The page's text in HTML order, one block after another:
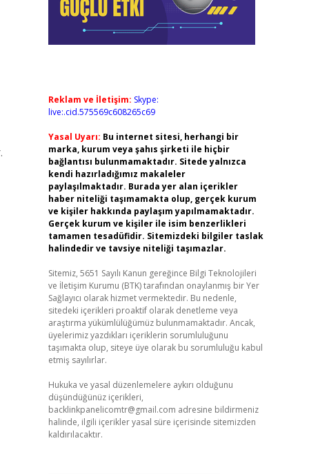
Reklam ve İletişim: Skype:
live:.cid.575569c608265c69
Yasal Uyarı: Bu internet sitesi, herhangi bir
marka, kurum veya şahıs şirketi ile hiçbir
bağlantısı bulunmamaktadır. Sitede yalnızca
kendi hazırladığımız makaleler
paylaşılmaktadır. Burada yer alan içerikler
haber niteliği taşımamakta olup, gerçek kurum
ve kişiler hakkında paylaşım yapılmamaktadır.
Gerçek kurum ve kişiler ile isim benzerlikleri
tamamen tesadüfidir. Sitemizdeki bilgiler taslak
halindedir ve tavsiye niteliği taşımazlar.
Sitemiz, 5651 Sayılı Kanun gereğince Bilgi Teknolojileri
ve İletişim Kurumu (BTK) tarafından onaylanmış bir Yer
Sağlayıcı olarak hizmet vermektedir. Bu nedenle,
sitedeki içerikleri proaktif olarak denetleme veya
araştırma yükümlülüğümüz bulunmamaktadır. Ancak,
üyelerimiz yazdıkları içeriklerin sorumluluğunu
taşımakta olup, siteye üye olarak bu sorumluluğu kabul
etmiş sayılırlar.
Hukuka ve yasal düzenlemelere aykırı olduğunu
düşündüğünüz içerikleri,
backlinkpanelicomtr@gmail.com adresine bildirmeniz
halinde, ilgili içerikler yasal süre içerisinde sitemizden
kaldırılacaktır.